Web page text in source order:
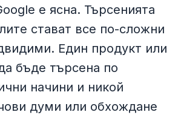
е ясна. Търсенията
стават все по-сложни
Един продукт или
бъде търсена по
начини и никой
думи или обхождане